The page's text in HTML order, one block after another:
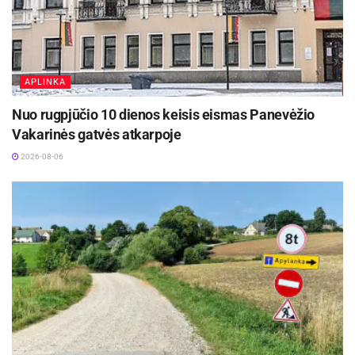
„Prologas“ (aut. Vytautas Tallat-Kelpša), o Taikos
alėjos pušynėlyje – „Paparčio žiedas“ (aut.
Dmitrij Volkov, Latvija).
Pasak miesto vyriausiojo dizainerio Arvydo
Narkevičiaus, skulptūrų grįžimas – tai ne vien
restauravimo ar perkėlimo procesas, bet naujo
daug naujų, žmonių pamėgtų erdvių – Kultūros ir
poilsio parkas, Marijonų sodas, Skaistakalnio
parkas. Tai suteikė galimybę skulptūras pristatyti
naujame kontekste – arčiau žmonių, arčiau
kasdienio miesto gyvenimo. Kiekviena vieta
parinkta taip, kad kūrinys būtų matomas, saugus
ir gyvuotų kartu su miestu.“
APLINKA
Nuo rugpjūčio 10 dienos keisis eismas Panevėžio
Vakarinės gatvės atkarpoje
2026-08-06